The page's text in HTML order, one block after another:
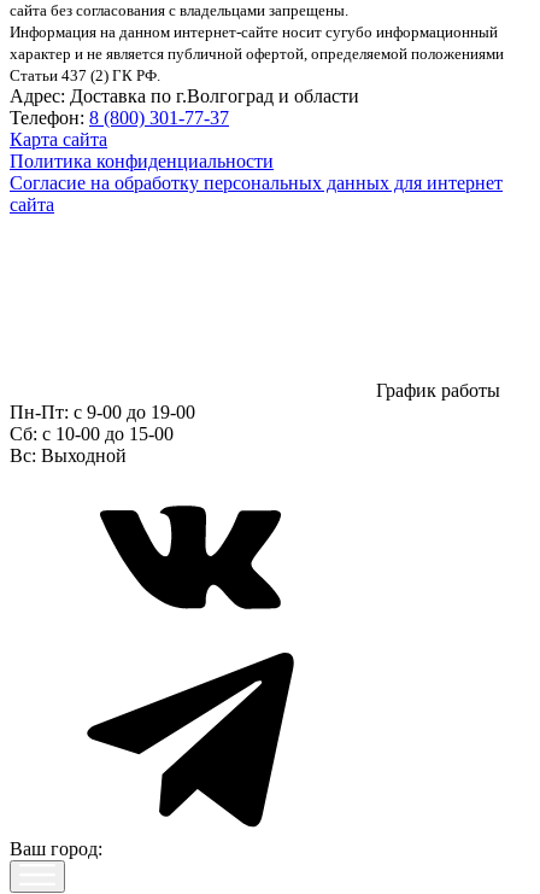
сайта без согласования с владельцами запрещены.
Информация на данном интернет-сайте носит сугубо информационный
характер и не является публичной офертой, определяемой положениями
Статьи 437 (2) ГК РФ.
Адрес: Доставка по г.Волгоград и области
Телефон: 8 (800) 301-77-37
Карта сайта
Политика конфиденциальности
Согласие на обработку персональных данных для интернет
сайта
График работы
Пн-Пт: с 9-00 до 19-00
Сб: c 10-00 до 15-00
Вс: Выходной
Ваш город: